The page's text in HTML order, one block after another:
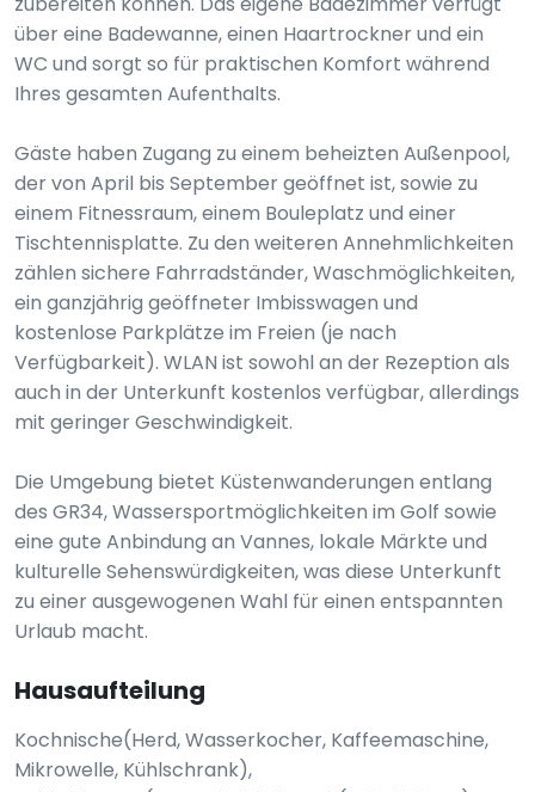
über eine Badewanne, einen Haartrockner und ein
WC und sorgt so für praktischen Komfort während
Ihres gesamten Aufenthalts.
Gäste haben Zugang zu einem beheizten Außenpool,
der von April bis September geöffnet ist, sowie zu
einem Fitnessraum, einem Bouleplatz und einer
Tischtennisplatte. Zu den weiteren Annehmlichkeiten
zählen sichere Fahrradständer, Waschmöglichkeiten,
ein ganzjährig geöffneter Imbisswagen und
kostenlose Parkplätze im Freien (je nach
Verfügbarkeit). WLAN ist sowohl an der Rezeption als
auch in der Unterkunft kostenlos verfügbar, allerdings
mit geringer Geschwindigkeit.
Die Umgebung bietet Küstenwanderungen entlang
des GR34, Wassersportmöglichkeiten im Golf sowie
eine gute Anbindung an Vannes, lokale Märkte und
kulturelle Sehenswürdigkeiten, was diese Unterkunft
zu einer ausgewogenen Wahl für einen entspannten
Urlaub macht.
Hausaufteilung
Kochnische(Herd, Wasserkocher, Kaffeemaschine,
Mikrowelle, Kühlschrank),